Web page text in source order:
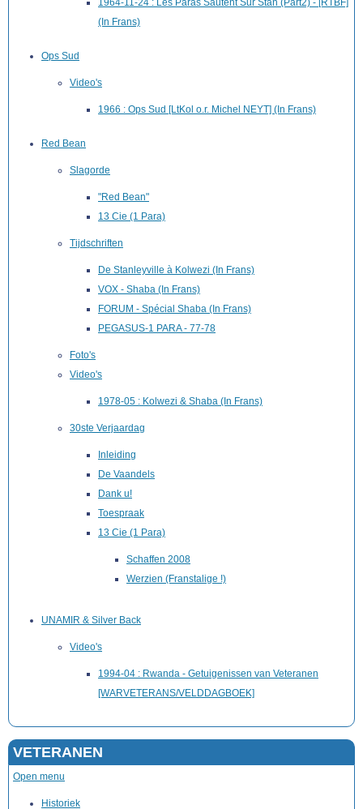
(In Frans)
Ops Sud
Video's
1966 : Ops Sud [LtKol o.r. Michel NEYT] (In Frans)
Red Bean
Slagorde
"Red Bean"
13 Cie (1 Para)
Tijdschriften
De Stanleyville à Kolwezi (In Frans)
VOX - Shaba (In Frans)
FORUM - Spécial Shaba (In Frans)
PEGASUS-1 PARA - 77-78
Foto's
Video's
1978-05 : Kolwezi & Shaba (In Frans)
30ste Verjaardag
Inleiding
De Vaandels
Dank u!
Toespraak
13 Cie (1 Para)
Schaffen 2008
Werzien (Franstalige !)
UNAMIR & Silver Back
Video's
1994-04 : Rwanda - Getuigenissen van Veteranen
[WARVETERANS/VELDDAGBOEK]
VETERANEN
Open menu
Historiek